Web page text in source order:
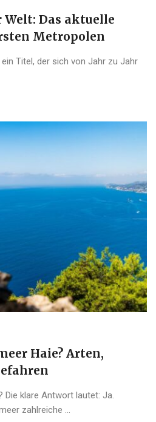
Welt: Das aktuelle
Metropolen
Titel, der sich von Jahr zu Jahr
Haie? Arten,
klare Antwort lautet: Ja.
zahlreiche ...